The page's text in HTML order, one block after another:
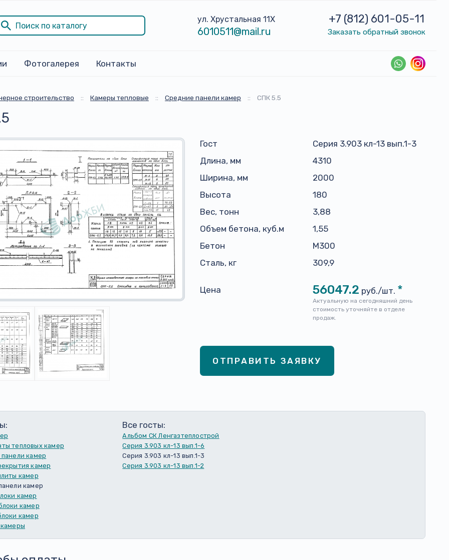
ул. Хрустальная 11Х
6010511@mail.ru
+7 (812) 601-05-11
Заказать обратный звонок
Фотогалерея Контакты
строительство :: Камеры тепловые :: Средние панели камер :: СПК 5.5
Гост
Серия 3.903 кл-13 вып.1-3
Длина, мм
4310
Ширина, мм
2000
Высота
180
Вес, тонн
3,88
Объем бетона, куб.м
1,55
Бетон
М300
Сталь, кг
309,9
Цена 56047.2 руб./шт. *
Актуальную на сегодняшний день
стоимость уточняйте в отделе
продаж.
ОТПРАВИТЬ ЗАЯВКУ
тепловых камер
камер
камер
камер
камер
камер
камер
камер
Все госты:
Альбом СК Ленгазтеплострой
Серия 3.903 кл-13 вып.1-6
Серия 3.903 кл-13 вып.1-3
Серия 3.903 кл-13 вып.1-2